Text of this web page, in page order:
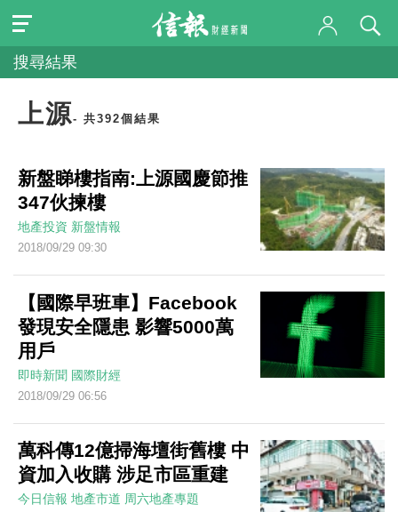
搜尋結果
上源- 共392個結果
新盤睇樓指南:上源國慶節推
347伙揀樓
地產投資 新盤情報
2018/09/29 09:30
【國際早班車】Facebook
發現安全隱患 影響5000萬
用戶
即時新聞 國際財經
2018/09/29 06:56
萬科傳12億掃海壇街舊樓 中
資加入收購 涉足市區重建
今日信報 地產市道 周六地產專題